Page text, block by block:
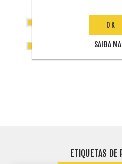
2 x Cabo 1x6mm2 1.8kv
50 x Kit Mini Trilho
ETIQUETAS DE
OK
SAIBA